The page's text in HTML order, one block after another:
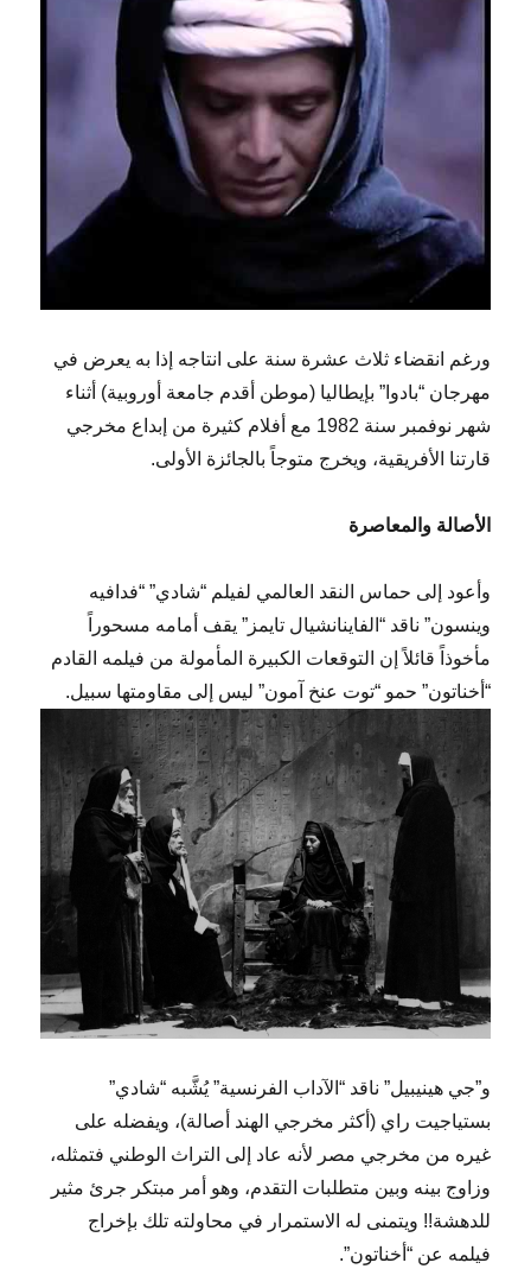
ورغم انقضاء ثلاث عشرة سنة على انتاجه إذا به يعرض في
مهرجان “بادوا” بإيطاليا (موطن أقدم جامعة أوروبية) أثناء
شهر نوفمبر سنة 1982 مع أفلام كثيرة من إبداع مخرجي
قارتنا الأفريقية، ويخرج متوجاً بالجائزة الأولى.
الأصالة والمعاصرة
وأعود إلى حماس النقد العالمي لفيلم “شادي” “فدافيه
وينسون” ناقد “الفاينانشيال تايمز” يقف أمامه مسحوراً
مأخوذاً قائلاً إن التوقعات الكبيرة المأمولة من فيلمه القادم
“أخناتون” حمو “توت عنخ آمون” ليس إلى مقاومتها سبيل.
و”جي هينيبيل” ناقد “الآداب الفرنسية” يُشَّبه “شادي”
بستياجيت راي (أكثر مخرجي الهند أصالة)، ويفضله على
غيره من مخرجي مصر لأنه عاد إلى التراث الوطني فتمثله،
وزاوج بينه وبين متطلبات التقدم، وهو أمر مبتكر جرئ مثير
للدهشة!! ويتمنى له الاستمرار في محاولته تلك بإخراج
فيلمه عن “أخناتون”.